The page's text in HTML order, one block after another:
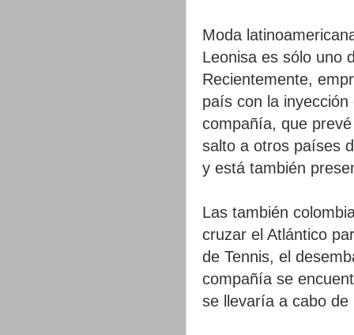
Moda
Leonisa es sólo uno
Recientemente,
país con la
compañía, que
salto a otros países
y está también
Las también
cruzar el Atlántico
de Tennis, el
compañía se
se llevaría a cabo